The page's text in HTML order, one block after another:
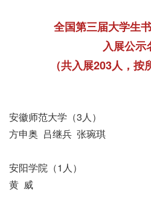
全国第三届大学生
入展公示
（共入展203人，按
安徽师范大学（3人）
方申奥 吕继兵 张琬琪
安阳学院（1人）
黄 威